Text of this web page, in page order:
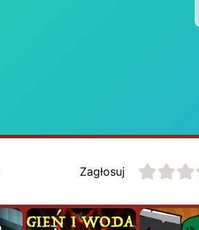
Zagłosuj